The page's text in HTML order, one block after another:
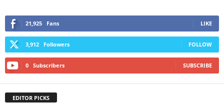
21,925 Fans LIKE
3,912 Followers FOLLOW
0 Subscribers SUBSCRIBE
EDITOR PICKS